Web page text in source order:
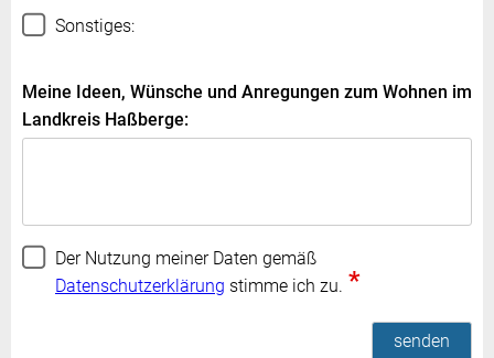
Sonstiges:
Meine Ideen, Wünsche und Anregungen zum Wohnen im
Landkreis Haßberge:
Der Nutzung meiner Daten gemäß
Datenschutzerklärung stimme ich zu. *
senden